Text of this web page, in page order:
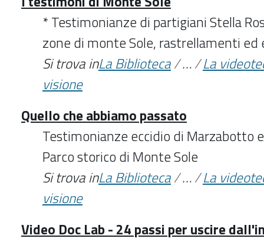
* Testimonianze di partigiani Stella
zone di monte Sole, rastrellamenti ed
Si trova inLa Biblioteca/…/La
visione
Quello che abbiamo passato
Testimonianze eccidio di Marzabotto
Parco storico di Monte Sole
Si trova inLa Biblioteca/…/La
visione
Video Doc Lab - 24 passi per uscire